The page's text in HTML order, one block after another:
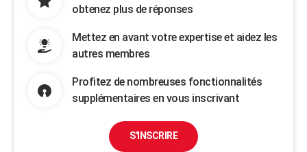
obtenez plus de réponses
Mettez en avant votre expertise et aidez les
autres membres
Profitez de nombreuses fonctionnalités
supplémentaires en vous inscrivant
S'INSCRIRE